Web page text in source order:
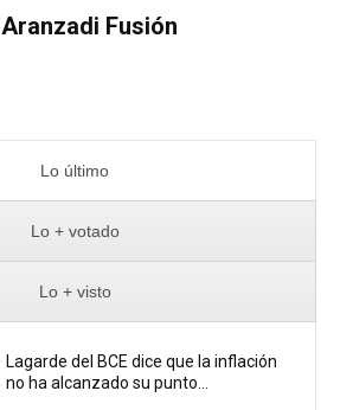
Aranzadi Fusión
Lo último
Lo + votado
Lo + visto
Lagarde del BCE dice que la inflación
no ha alcanzado su punto...